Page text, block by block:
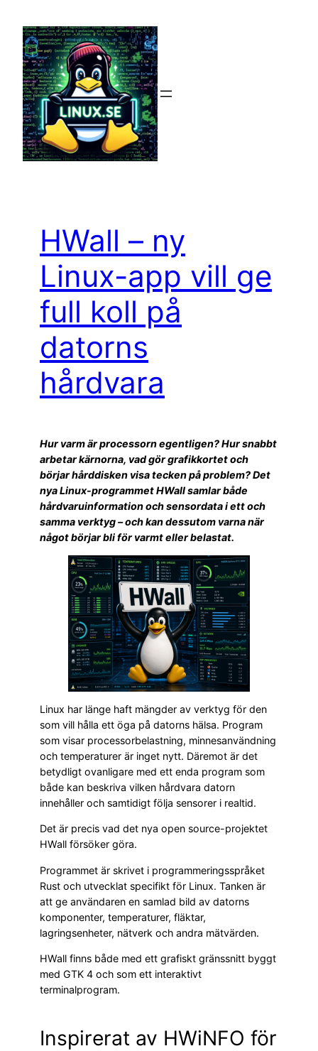
innehåll
HWall – ny
Linux-app vill ge
full koll på
datorns
hårdvara
Hur varm är processorn egentligen? Hur snabbt
arbetar kärnorna, vad gör grafikkortet och
börjar hårddisken visa tecken på problem? Det
nya Linux-programmet HWall samlar både
hårdvaruinformation och sensordata i ett och
samma verktyg – och kan dessutom varna när
något börjar bli för varmt eller belastat.
Linux har länge haft mängder av verktyg för den
som vill hålla ett öga på datorns hälsa. Program
som visar processorbelastning, minnesanvändning
och temperaturer är inget nytt. Däremot är det
betydligt ovanligare med ett enda program som
både kan beskriva vilken hårdvara datorn
innehåller och samtidigt följa sensorer i realtid.
Det är precis vad det nya open source-projektet
HWall försöker göra.
Programmet är skrivet i programmeringsspråket
Rust och utvecklat specifikt för Linux. Tanken är
att ge användaren en samlad bild av datorns
komponenter, temperaturer, fläktar,
lagringsenheter, nätverk och andra mätvärden.
HWall finns både med ett grafiskt gränssnitt byggt
med GTK 4 och som ett interaktivt
terminalprogram.
Inspirerat av HWiNFO för